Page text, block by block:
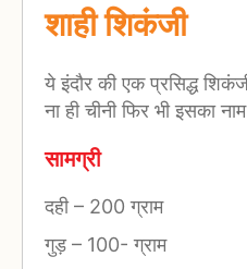
शाही शिकंजी
ये इंदौर की एक प्रसिद्ध
ना ही चीनी फिर भी इसका
सामग्री
दही– 200 ग्राम
गुड़– 100- ग्राम